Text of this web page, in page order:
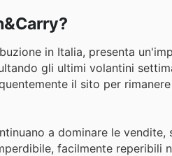
in Italia, presenta
gli ultimi volantini
il sito per
a dominare le vendite,
facilmente reperibili